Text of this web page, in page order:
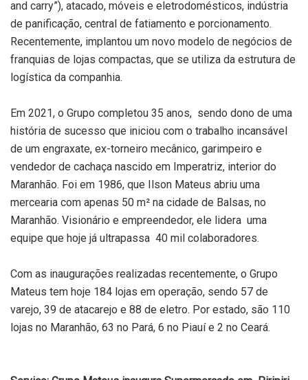
and carry”), atacado, móveis e eletrodomésticos, indústria
de panificação, central de fatiamento e porcionamento.
Recentemente, implantou um novo modelo de negócios de
franquias de lojas compactas, que se utiliza da estrutura de
logística da companhia.
Em 2021, o Grupo completou 35 anos, sendo dono de uma
história de sucesso que iniciou com o trabalho incansável
de um engraxate, ex-torneiro mecânico, garimpeiro e
vendedor de cachaça nascido em Imperatriz, interior do
Maranhão. Foi em 1986, que Ilson Mateus abriu uma
mercearia com apenas 50 m² na cidade de Balsas, no
Maranhão. Visionário e empreendedor, ele lidera uma
equipe que hoje já ultrapassa 40 mil colaboradores.
Com as inaugurações realizadas recentemente, o Grupo
Mateus tem hoje 184 lojas em operação, sendo 57 de
varejo, 39 de atacarejo e 88 de eletro. Por estado, são 110
lojas no Maranhão, 63 no Pará, 6 no Piauí e 2 no Ceará.